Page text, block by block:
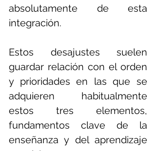
absolutamente de esta
integración.
Estos desajustes suelen
guardar relación con el orden
y prioridades en las que se
adquieren habitualmente
estos tres elementos,
fundamentos clave de la
enseñanza y del aprendizaje